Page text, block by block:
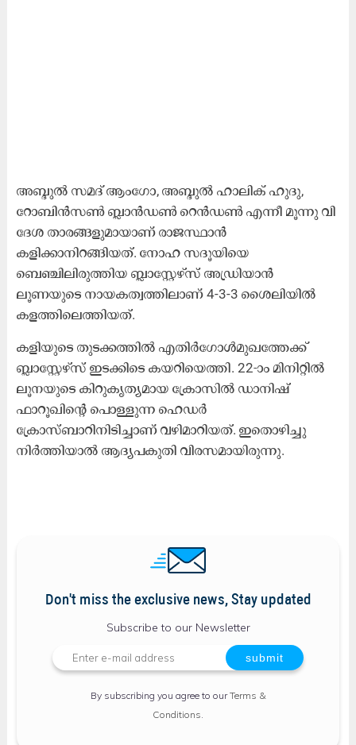
അബ്ദുൽ സമദ് ആംഗോ, അബ്ദുൽ ഹാലിക് ഹുദു,
റോബിൻസൺ ബ്ലാൻഡൺ റെൻഡൺ എന്നീ മൂന്നു വി​
ദേശ താരങ്ങളുമായാണ് രാജസ്ഥാൻ
കളിക്കാനിറങ്ങിയത്. നോഹ സദൂയിയെ
ബെഞ്ചിലിരുത്തിയ ബ്ലാസ്റ്റേഴ്സ് അഡ്രിയാൻ
ലൂണയുടെ നായകത്വത്തിലാണ് 4-3-3 ശൈലിയിൽ
കളത്തിലെത്തിയത്.
കളിയുടെ തുടക്കത്തിൽ എതിർഗോൾമുഖത്തേക്ക്
ബ്ലാസ്റ്റേഴ്സ് ഇടക്കിടെ കയറിയെത്തി. 22-ാം മിനിറ്റിൽ
ലൂനയുടെ കിറുകൃത്യമായ ക്രോസിൽ ഡാനിഷ്
ഫാറൂഖിന്റെ പൊള്ളുന്ന ഹെഡർ
ക്രോസ്ബാറിനിടിച്ചാണ് വഴിമാറിയത്. ഇതൊഴിച്ചു
നിർത്തിയാൽ ആദ്യപകുതി വിരസമായിരുന്നു.
Don't miss the exclusive news, Stay updated
Subscribe to our Newsletter
By subscribing you agree to ourTerms &
Conditions